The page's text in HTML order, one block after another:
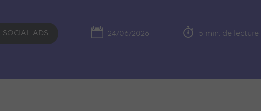
SOCIAL ADS 24/06/2026 5 min. de lecture